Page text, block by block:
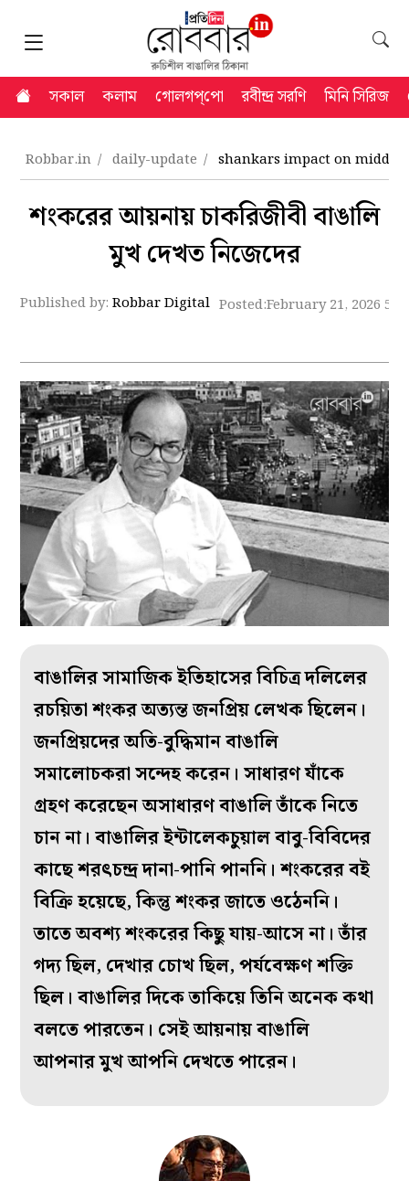
সকাল কলাম গোলগপ্‌পো রবীন্দ্র সরণি মিনি সিরিজ
Robbar.in daily-update shankars impact on middle
শংকরের আয়নায় চাকরিজীবী বাঙালি
মুখ দেখত নিজেদের
Published by:Robbar Digital Posted:February 21, 2026
বাঙালির সামাজিক ইতিহাসের বিচিত্র দলিলের
রচয়িতা শংকর অত্যন্ত জনপ্রিয় লেখক ছিলেন।
জনপ্রিয়দের অতি-বুদ্ধিমান বাঙালি
সমালোচকরা সন্দেহ করেন। সাধারণ যাঁকে
গ্রহণ করেছেন অসাধারণ বাঙালি তাঁকে নিতে
চান না। বাঙালির ইন্টালেকচুয়াল বাবু-বিবিদের
কাছে শরৎচন্দ্র দানা-পানি পাননি। শংকরের বই
বিক্রি হয়েছে, কিন্তু শংকর জাতে ওঠেননি।
তাতে অবশ্য শংকরের কিছু যায়-আসে না। তাঁর
গদ্য ছিল, দেখার চোখ ছিল, পর্যবেক্ষণ শক্তি
ছিল। বাঙালির দিকে তাকিয়ে তিনি অনেক কথা
বলতে পারতেন। সেই আয়নায় বাঙালি
আপনার মুখ আপনি দেখতে পারেন।